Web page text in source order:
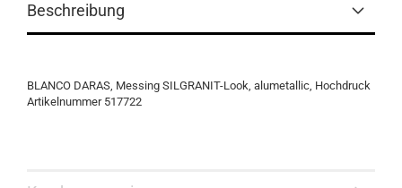
Beschreibung
BLANCO DARAS, Messing SILGRANIT-Look, alumetallic, Hochdruck
Artikelnummer 517722